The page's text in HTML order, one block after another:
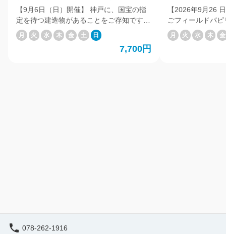
初の国宝へ「箱木千年家」と国
宝「太山寺」をめぐるバスツア
ー ～文化財課担当者が解説する
箱木千年家と、太山寺の特別拝
【9月6日（日）開催】 神戸に、国宝の指
定を待つ建造物があることをご存知です
か？ 北区にある重要文化財（建築物）の
箱木家住宅主屋（通称・箱木千年家）が、
民家として全国初となる国宝建造物に指
深さを感じるツアーに一緒にでかけません
月 火 水 木 金 土 日
7,700円
「萩原珈琲
れる工場見学
ョップ
【2026年9月26
ごフィールドパ
普段は一般公開
煎工場へ、特別にご
月 火 水 木 金
078-262-1916